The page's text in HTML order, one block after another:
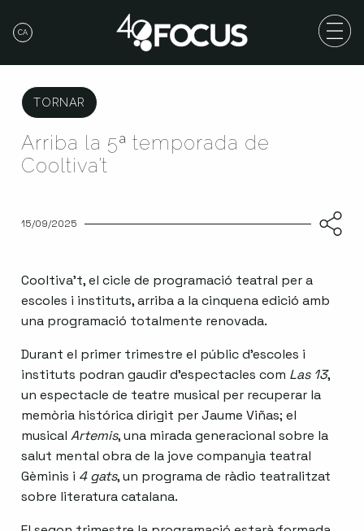
CA
TORNAR
Arriba la 5ª temporada de
Cooltiva’t
15/09/2025
Cooltiva’t, el cicle de programació teatral per a
escoles i instituts, arriba a la cinquena edició amb
una programació totalmente renovada.
Durant el primer trimestre el públic d’escoles i
instituts podran gaudir d’espectacles com Las 13,
un espectacle de teatre musical per recuperar la
memòria histórica dirigit per Jaume Viñas; el
musical Artemis, una mirada generacional sobre la
salut mental obra de la jove companyia teatral
Gèminis i 4 gats, un programa de ràdio teatralitzat
sobre literatura catalana.